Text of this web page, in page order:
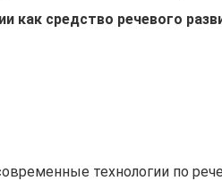
как средство речевого
технологии по